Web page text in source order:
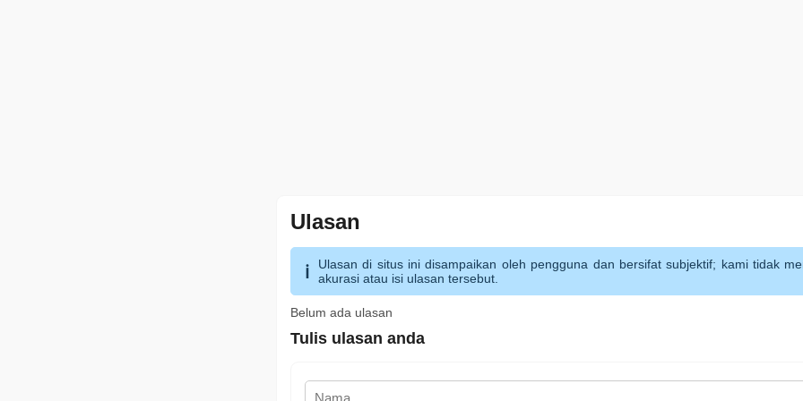
Ulasan
Ulasan di situs ini disampaikan oleh pengguna dan bersifat subjektif; kami tidak
akurasi atau isi ulasan tersebut.
Belum ada ulasan
Tulis ulasan anda